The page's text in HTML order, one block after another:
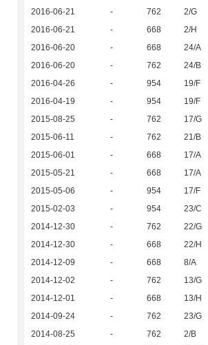
2016-06-21
- 762 2/G
2016-06-21
- 668 2/H
2016-06-20
- 668 24/A
2016-06-20
- 762 24/B
2016-04-26
- 954 19/F
2016-04-19
- 954 19/F
2015-08-25
- 762 17/G
2015-06-11
- 762 21/B
2015-06-01
- 668 17/A
2015-05-21
- 668 17/A
2015-05-06
- 954 17/F
2015-02-03
- 954 23/C
2014-12-30
- 762 22/G
2014-12-30
- 668 22/H
2014-12-09
- 668 8/A
2014-12-02
- 762 13/G
2014-12-01
- 668 13/H
2014-09-24
- 762 23/G
2014-08-25
- 762 2/B